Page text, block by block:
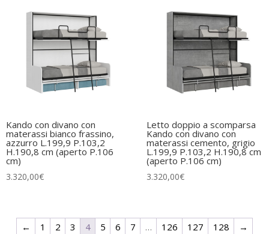
Kando con divano con
materassi bianco frassino,
azzurro L.199,9 P.103,2
H.190,8 cm (aperto P.106
cm)
3.320,00€
Letto doppio a scomparsa
Kando con divano con
materassi cemento, grigio
L.199,9 P.103,2 H.190,8 cm
(aperto P.106 cm)
3.320,00€
← 1 2 3 4 5 6 7 … 126 127 128 →